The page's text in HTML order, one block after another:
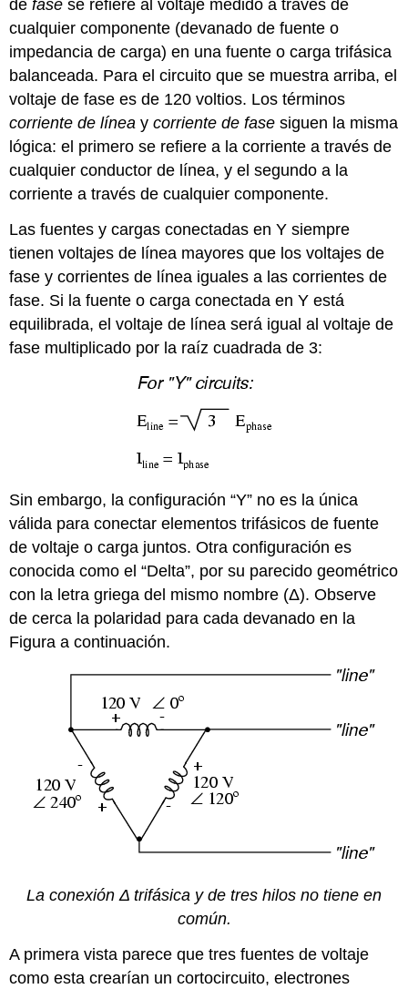
defase se refiere al voltaje medido a través de
cualquier componente (devanado de fuente o
impedancia de carga) en una fuente o carga trifásica
balanceada. Para el circuito que se muestra arriba, el
voltaje de fase es de 120 voltios. Los términos
corriente de línea ycorriente de fase siguen la misma
lógica: el primero se refiere a la corriente a través de
cualquier conductor de línea, y el segundo a la
corriente a través de cualquier componente.
Las fuentes y cargas conectadas en Y siempre
tienen voltajes de línea mayores que los voltajes de
fase y corrientes de línea iguales a las corrientes de
fase. Si la fuente o carga conectada en Y está
equilibrada, el voltaje de línea será igual al voltaje de
fase multiplicado por la raíz cuadrada de 3:
Sin embargo, la configuración “Y” no es la única
válida para conectar elementos trifásicos de fuente
de voltaje o carga juntos. Otra configuración es
conocida como el “Delta”, por su parecido geométrico
con la letra griega del mismo nombre (Δ). Observe
de cerca la polaridad para cada devanado en la
Figura a continuación.
La conexión Δ trifásica y de tres hilos no tiene en
común.
A primera vista parece que tres fuentes de voltaje
como esta crearían un cortocircuito, electrones